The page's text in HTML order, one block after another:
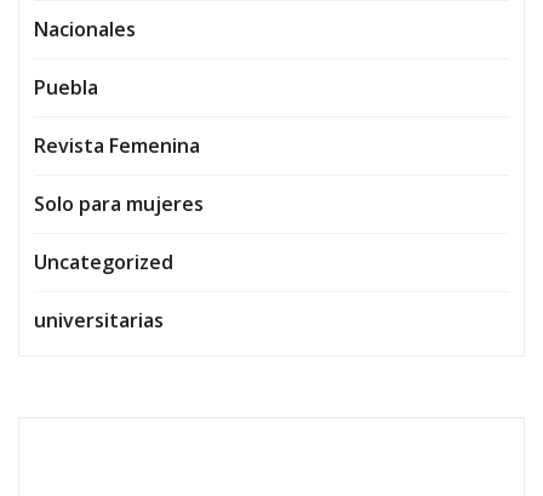
Nacionales
Puebla
Revista Femenina
Solo para mujeres
Uncategorized
universitarias